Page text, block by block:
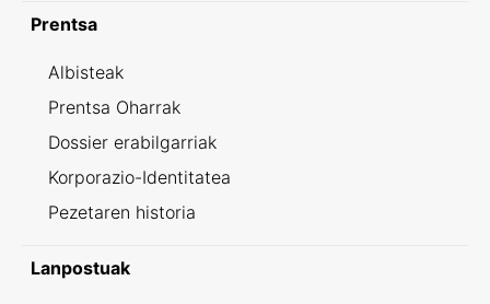
Prentsa
Albisteak
Prentsa Oharrak
Dossier erabilgarriak
Korporazio-Identitatea
Pezetaren historia
Lanpostuak